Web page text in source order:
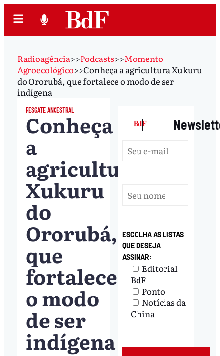
Radioagência>>Podcasts>>Momento
Agroecológico>>Conheça a agricultura Xukuru
do Ororubá, que fortalece o modo de ser
indígena
RESGATE ANCESTRAL
Conheça
a
agricultura
Xukuru
do
Ororubá,
que
fortalece
o modo
de ser
indígena
|
ESCOLHA AS LISTAS
QUE DESEJA
ASSINAR:
Editorial
BdF
Ponto
Notícias da
China